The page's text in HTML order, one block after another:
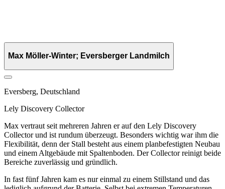
Max Möller-Winter; Eversberger Landmilch
Eversberg, Deutschland
Lely Discovery Collector
Max vertraut seit mehreren Jahren er auf den Lely Discovery
Collector und ist rundum überzeugt. Besonders wichtig war ihm die
Flexibilität, denn der Stall besteht aus einem planbefestigten Neubau
und einem Altgebäude mit Spaltenboden. Der Collector reinigt beide
Bereiche zuverlässig und gründlich.
In fast fünf Jahren kam es nur einmal zu einem Stillstand und das